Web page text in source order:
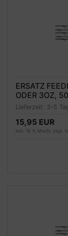
ERSATZ
ODER 3OZ,
Lieferzeit: 3-5
15,95 EUR
inkl. 19 % MwSt. zzgl.